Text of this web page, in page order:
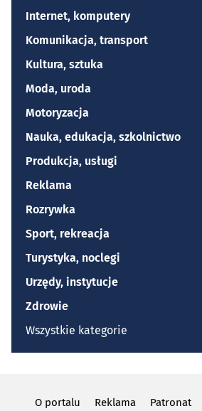
Internet, komputery
Komunikacja, transport
Kultura, sztuka
Moda, uroda
Motoryzacja
Nauka, edukacja, szkolnictwo
Produkcja, usługi
Reklama
Rozrywka
Sport, rekreacja
Turystyka, noclegi
Urzędy, instytucje
Zdrowie
Wszystkie kategorie
O portalu Reklama Patronat